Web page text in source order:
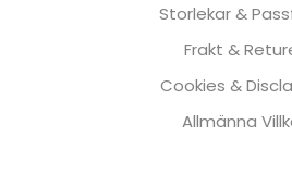
Storlekar &
Frakt &
Cookies &
Allmänna